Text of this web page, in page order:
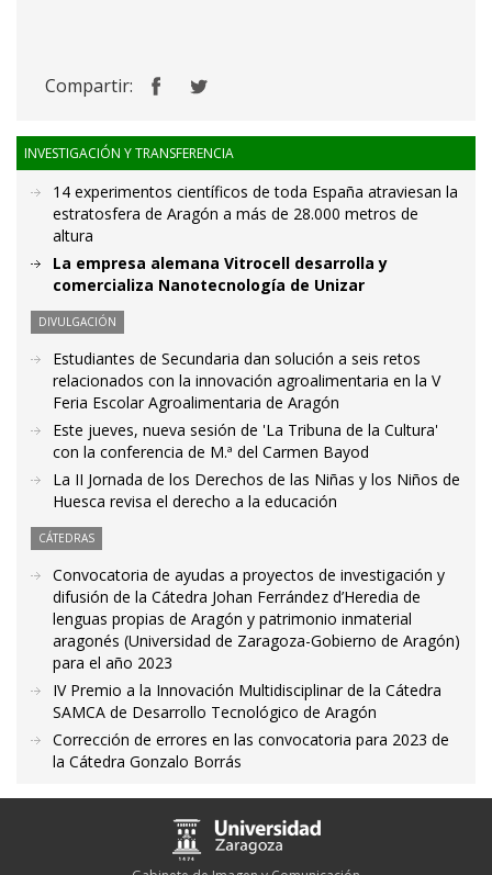
Compartir:
INVESTIGACIÓN Y TRANSFERENCIA
14 experimentos científicos de toda España atraviesan la
estratosfera de Aragón a más de 28.000 metros de
altura
La empresa alemana Vitrocell desarrolla y
comercializa Nanotecnología de Unizar
DIVULGACIÓN
Estudiantes de Secundaria dan solución a seis retos
relacionados con la innovación agroalimentaria en la V
Feria Escolar Agroalimentaria de Aragón
Este jueves, nueva sesión de 'La Tribuna de la Cultura'
con la conferencia de M.ª del Carmen Bayod
La II Jornada de los Derechos de las Niñas y los Niños de
Huesca revisa el derecho a la educación
CÁTEDRAS
Convocatoria de ayudas a proyectos de investigación y
difusión de la Cátedra Johan Ferrández d’Heredia de
lenguas propias de Aragón y patrimonio inmaterial
aragonés (Universidad de Zaragoza-Gobierno de Aragón)
para el año 2023
IV Premio a la Innovación Multidisciplinar de la Cátedra
SAMCA de Desarrollo Tecnológico de Aragón
Corrección de errores en las convocatoria para 2023 de
la Cátedra Gonzalo Borrás